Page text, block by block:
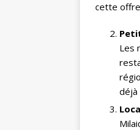
cette
Les
déjà